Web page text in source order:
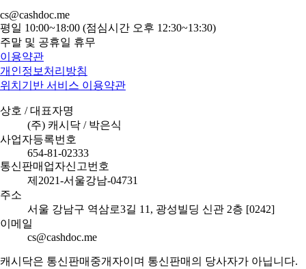
cs@cashdoc.me
평일 10:00~18:00 (점심시간 오후 12:30~13:30)
주말 및 공휴일 휴무
이용약관
개인정보처리방침
위치기반 서비스 이용약관
상호 / 대표자명
(주) 캐시닥 / 박은식
사업자등록번호
654-81-02333
통신판매업자신고번호
제2021-서울강남-04731
주소
서울 강남구 역삼로3길 11, 광성빌딩 신관 2층 [0242]
이메일
cs@cashdoc.me
캐시닥은 통신판매중개자이며 통신판매의 당사자가 아닙니다.